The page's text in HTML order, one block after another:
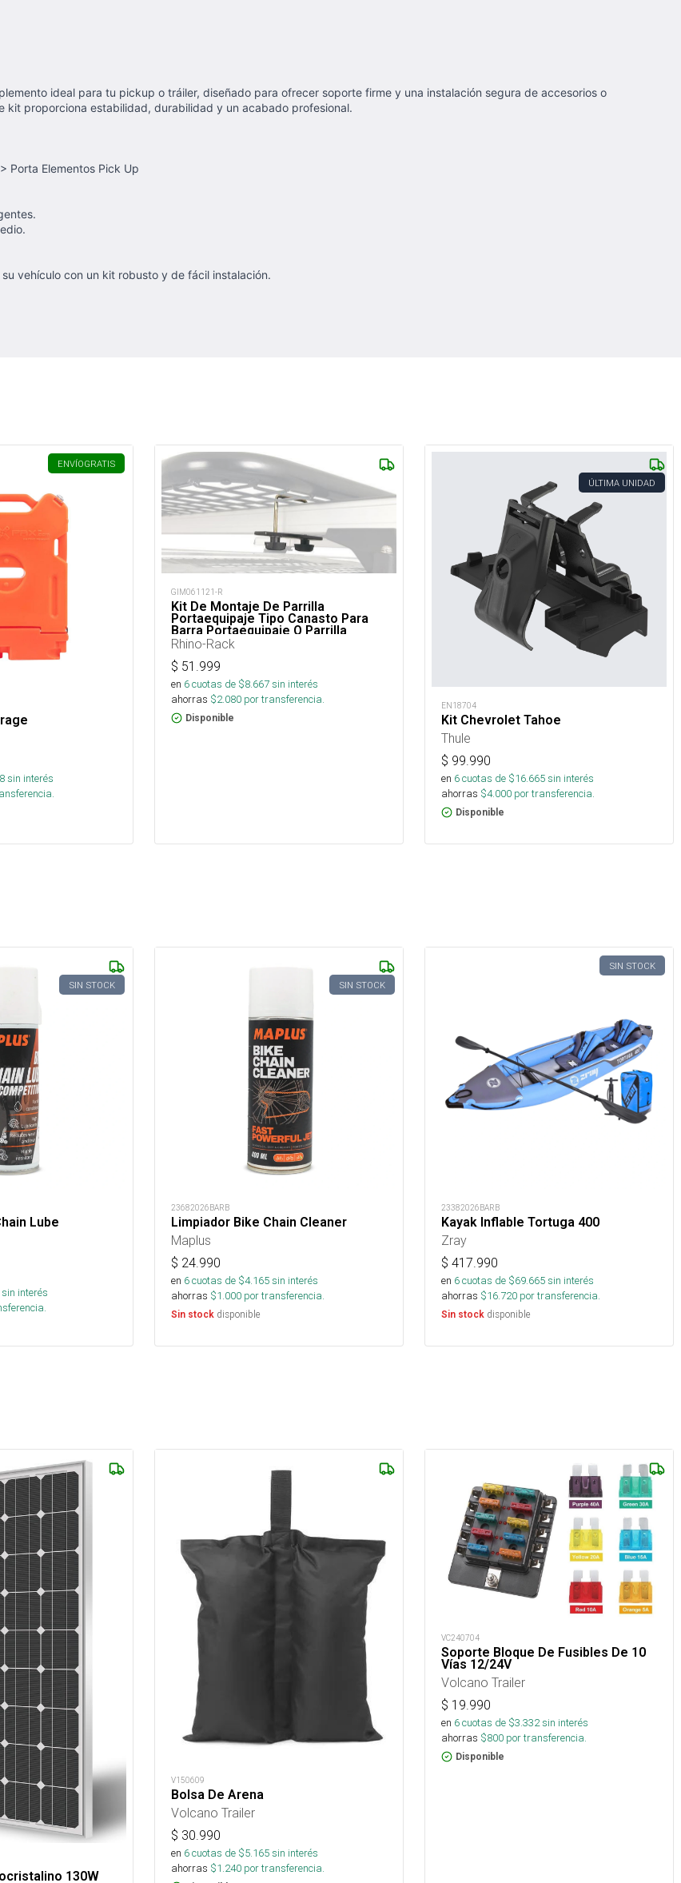
ideal para tu pickup o tráiler, diseñado para ofrecer soporte firme y una instalación segura de accesorios o
proporciona estabilidad, durabilidad y un acabado profesional.
Porta Elementos Pick Up
vehículo con un kit robusto y de fácil instalación.
ENVÍOGRATIS
sin interés
GIM061121-R
Kit De Montaje De Parrilla
Portaequipaje Tipo Canasto Para
Barra Portaequipaje O Parrilla
Portaequipaje
Rhino-Rack
$ 51.999
en 6cuotas de $8.667sin interés
ahorras $2.080 por transferencia.
Disponible
ÚLTIMA UNIDAD
EN18704
Kit Chevrolet Tahoe
Thule
$ 99.990
en 6cuotas de $16.665sin interés
ahorras $4.000 por transferencia.
Disponible
SIN STOCK
Lube
sin interés
SIN STOCK
23682026BARB
Limpiador Bike Chain Cleaner
Maplus
$ 24.990
en 6cuotas de $4.165sin interés
ahorras $1.000 por transferencia.
Sin stock disponible
SIN STOCK
23382026BARB
Kayak Inflable Tortuga 400
Zray
$ 417.990
en 6cuotas de $69.665sin interés
ahorras $16.720 por transferencia.
Sin stock disponible
130W
V150609
Bolsa De Arena
Volcano Trailer
$ 30.990
en 6cuotas de $5.165sin interés
ahorras $1.240 por transferencia.
VC240704
Soporte Bloque De Fusibles De 10
Vías 12/24V
Volcano Trailer
$ 19.990
en 6cuotas de $3.332sin interés
ahorras $800 por transferencia.
Disponible